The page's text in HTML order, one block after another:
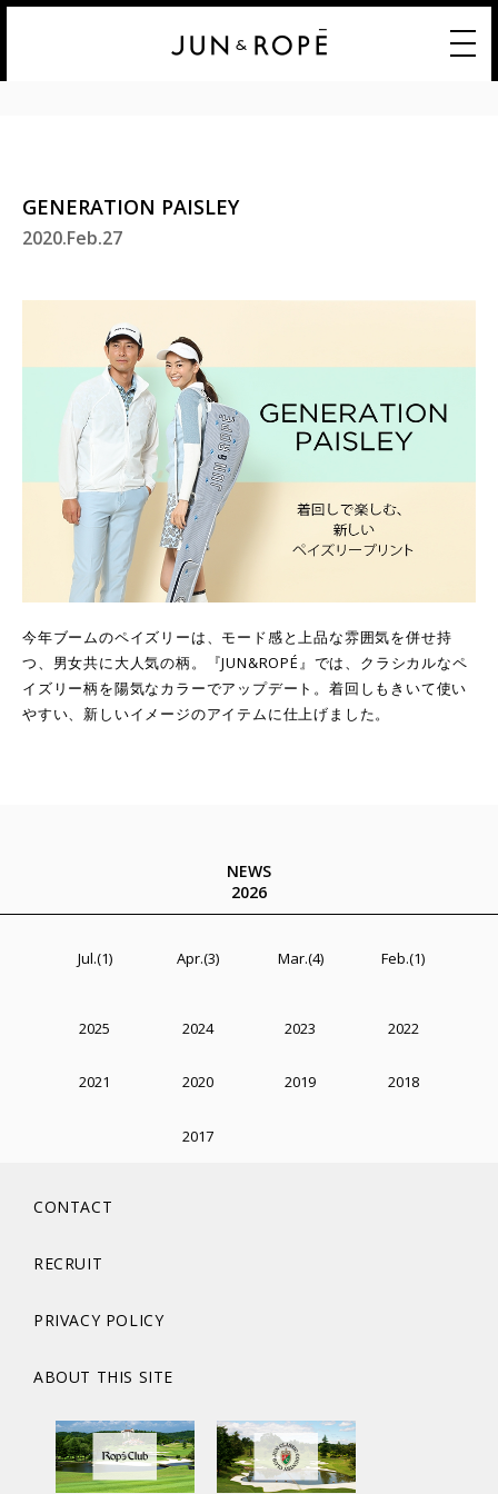
GENERATION PAISLEY
2020.Feb.27
今年ブームのペイズリーは、モード感と上品な雰囲気を併せ持
つ、男女共に大人気の柄。『JUN&ROPÉ』では、クラシカルなペ
イズリー柄を陽気なカラーでアップデート。着回しもきいて使い
やすい、新しいイメージのアイテムに仕上げました。
NEWS
2026
Jul.(1) Apr.(3) Mar.(4) Feb.(1)
2025 2024 2023 2022
2021 2020 2019 2018
2017
CONTACT
RECRUIT
PRIVACY POLICY
ABOUT THIS SITE